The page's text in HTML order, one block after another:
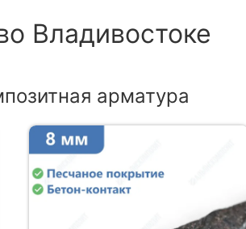
Владивостоке
арматура